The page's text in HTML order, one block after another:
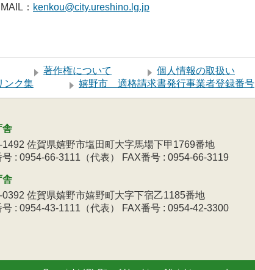
MAIL： kenkou@city.ureshino.lg.jp
著作権について 個人情報の取扱い
ンク集
嬉野市 適格請求書発行事業者登録番号
舎
1492 佐賀県嬉野市塩田町大字馬場下甲1769番地
号 : 0954-66-3111（代表） FAX番号 : 0954-66-3119
舎
0392 佐賀県嬉野市嬉野町大字下宿乙1185番地
号 : 0954-43-1111（代表） FAX番号 : 0954-42-3300